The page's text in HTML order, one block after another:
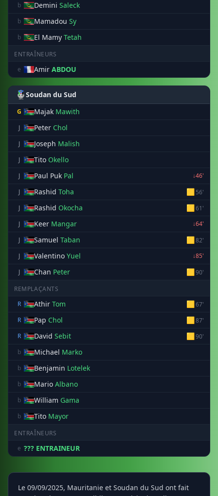
b Demini Saleck
b Mamadou Sy
b El Mamy Tetah
ENTRAÎNEURS
e
Amir ABDOU
Soudan du Sud
G Majak Mawith
J Peter Chol
J Joseph Malish
J Tito Okello
J Paul Puk Pal
↓46'
J
Rashid Toha 🟨56'
J
Rashid Okocha 🟨61'
J
Keer Mangar
↓64'
J
Samuel Taban 🟨82'
J
Valentino Yuel
↓85'
J
Chan Peter 🟨90'
REMPLAÇANTS
R
Athir Tom 🟨67'
R
Pap Chol 🟨87'
R
David Sebit 🟨90'
b
Michael Marko
b Benjamin Lotelek
b Mario Albano
b William Gama
b Tito Mayor
ENTRAÎNEURS
e ??? ENTRAINEUR
Le 09/09/2025, Mauritanie et Soudan du Sud ont fait